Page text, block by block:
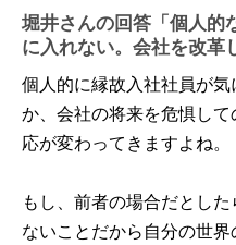
堀井さんの回答「個人的
に入れない。会社を改革
個人的に縁故入社社員が
か、会社の将来を危惧し
応が変わってきますよね。
もし、前者の場合だとし
ないことだから自分の世